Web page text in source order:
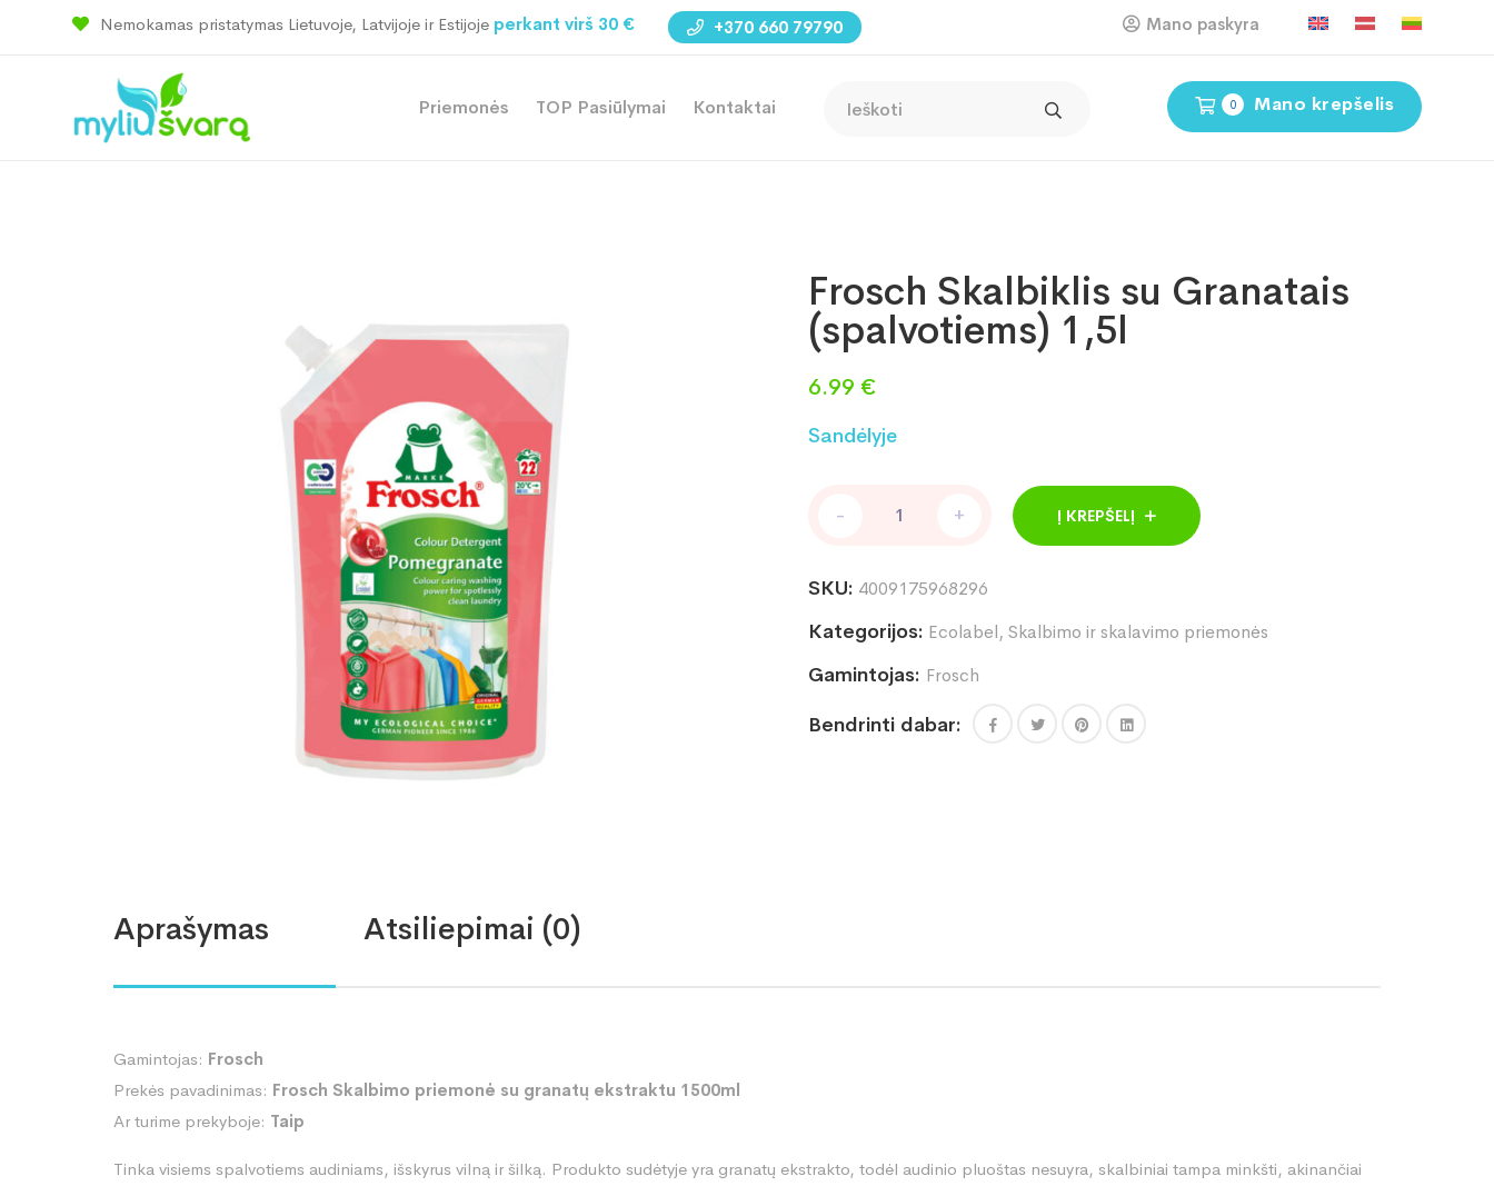
Nemokamas pristatymas Lietuvoje, Latvijoje ir Estijoje perkant virš 30 € +370 660 79790 Mano paskyra
0 Mano krepšelis
Priemonės TOP Pasiūlymai Kontaktai
Frosch Skalbiklis su Granatais
(spalvotiems) 1,5l
6.99 €
Sandėlyje
Skalbiklis
(spalvotiems)
kiekis
- + Į KREPŠELĮ
SKU: 4009175968296
Kategorijos: Ecolabel, Skalbimo ir skalavimo priemonės
Gamintojas: Frosch
Bendrinti dabar:
Aprašymas Atsiliepimai (0)
Gamintojas: Frosch
Prekės pavadinimas: Frosch Skalbimo priemonė su granatų ekstraktu 1500ml
Ar turime prekyboje: Taip
Tinka visiems spalvotiems audiniams, išskyrus vilną ir šilką. Produkto sudėtyje yra granatų ekstrakto, todėl audinio pluoštas nesuyra, skalbiniai tampa minkšti, akinančiai